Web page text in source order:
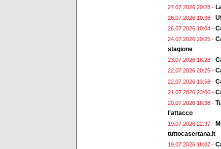
27.07.2026 20:28 -
26.07.2026 10:36 -
26.07.2026 10:04 -
24.07.2026 20:25 -
stagione
23.07.2026 18:28 -
22.07.2026 20:25 -
22.07.2026 13:58 -
21.07.2026 23:06 -
20.07.2026 18:38 -
l'attacco
19.07.2026 22:37 -
tuttocasertana.it
19.07.2026 18:07 -